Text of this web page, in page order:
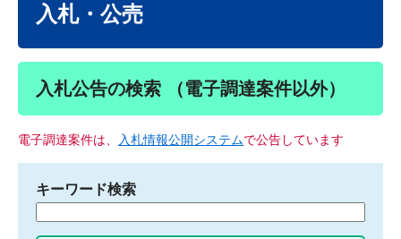
入札・公売
入札公告の検索 （電子調達案件以外）
電子調達案件は、 入札情報公開システムで公告しています
キーワード検索